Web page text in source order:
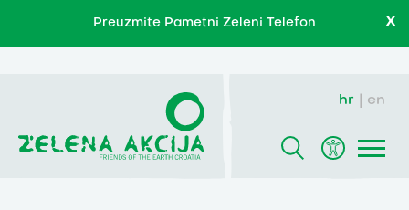
Preuzmite Pametni Zeleni Telefon X
hr en